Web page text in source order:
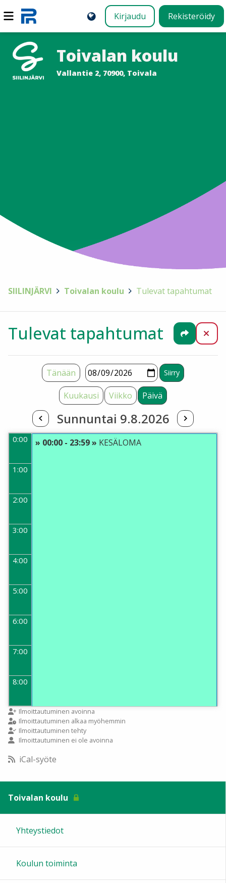
Kirjaudu Rekisteröidy
Toivalan koulu
Vallantie 2, 70900, Toivala
SIILINJÄRVI Toivalan koulu Tulevat tapahtumat
Tulevat tapahtumat Jaa
Kuukausi Viikko Päivä
Sunnuntai 9.8.2026
Tänään
0:00
1:00
2:00
3:00
4:00
5:00
6:00
7:00
8:00
9:00
10:00
12:00
13:00
14:00
» 00:00 - 23:59 » KESÄLOMA
Ilmoittautuminen avoinna
Ilmoittautuminen alkaa myöhemmin
Ilmoittautuminen tehty
Ilmoittautuminen ei ole avoinna
iCal-syöte
Toivalan koulu
Yhteystiedot
Koulun toiminta